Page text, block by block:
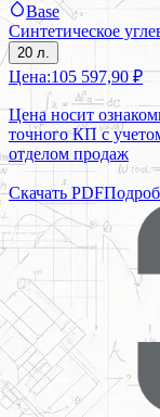
Base
Синтетическое
20 л.
Цена:105 597,90 ₽
Цена носит
точного КП с
отделом продаж
Скачать PDF